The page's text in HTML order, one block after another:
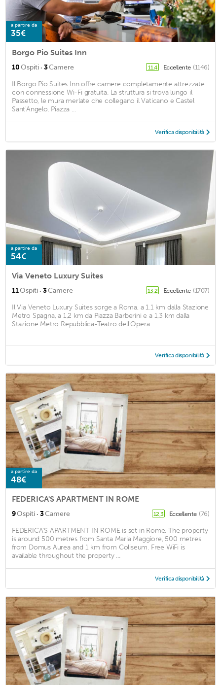
a partire da
35€
Borgo Pio Suites Inn
10Ospiti · 3Camere 11,4 Eccellente (1146)
Il Borgo Pio Suites Inn offre camere completamente attrezzate
con connessione Wi-Fi gratuita. La struttura si trova lungo il
Passetto, le mura merlate che collegano il Vaticano e Castel
Sant'Angelo. Piazza ...
Verifica disponibilità
a partire da
54€
Via Veneto Luxury Suites
11Ospiti · 3Camere 13,2 Eccellente (1707)
Il Via Veneto Luxury Suites sorge a Roma, a 1.1 km dalla Stazione
Metro Spagna, a 1,2 km da Piazza Barberini e a 1,3 km dalla
Stazione Metro Repubblica-Teatro dell'Opera. ...
Verifica disponibilità
a partire da
48€
FEDERICA'S APARTMENT IN ROME
9Ospiti · 3Camere 12,3 Eccellente (76)
FEDERICA'S APARTMENT IN ROME is set in Rome. The property
is around 500 metres from Santa Maria Maggiore, 500 metres
from Domus Aurea and 1 km from Coliseum. Free WiFi is
available throughout the property ...
Verifica disponibilità